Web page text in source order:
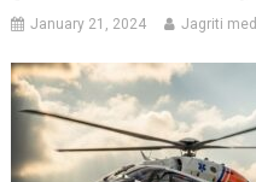
January 21, 2024 Jagriti